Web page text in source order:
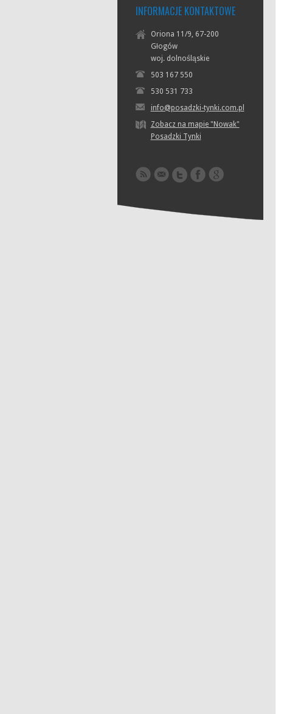
INFORMACJE KONTAKTOWE
Oriona 11/9, 67-200
Głogów
woj. dolnośląskie
503 167 550
530 531 733
info@posadzki-tynki.com.pl
Zobacz na mapie "Nowak"
Posadzki Tynki